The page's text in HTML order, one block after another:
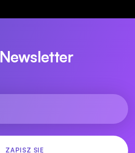
Newsletter